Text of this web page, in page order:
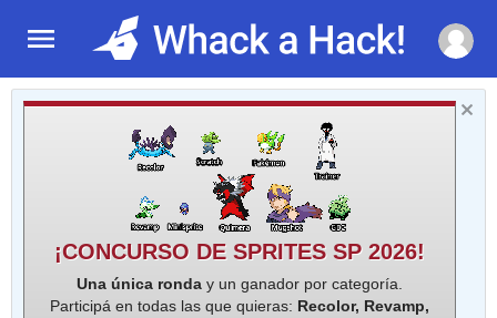
¡CONCURSO DE SPRITES SP 2026!
Una única ronday un ganador por categoría.
Participá en todas las que quieras: Recolor, Revamp,